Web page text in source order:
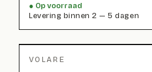
Op voorraad
Levering binnen 2 — 5 dagen
VOLARE